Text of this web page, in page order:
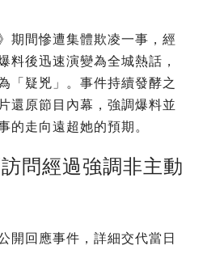
期間慘遭集體欺凌一事，經
料後迅速演變為全城熱話，
「疑兇」。事件持續發酵之
還原節目內幕，強調爆料並
的走向遠超她的預期。
問經過強調非主動
開回應事件，詳細交代當日